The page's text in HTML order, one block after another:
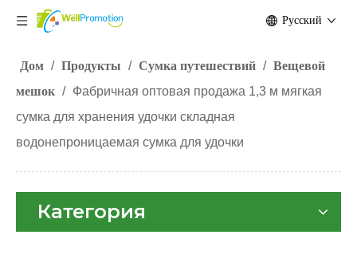
Pусский
Дом / Продукты / Сумка путешествий / Вещевой
мешок / Фабричная оптовая продажа 1,3 м мягкая
сумка для хранения удочки складная
водонепроницаемая сумка для удочки
Категория